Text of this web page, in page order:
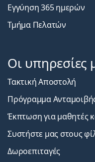
Εγγύηση 365 ημερών
Τμήμα Πελατών
Οι υπηρεσίες
Τακτική Αποστολή
Πρόγραμμα
Έκπτωση για μαθητές
Συστήστε μας στους
Δωροεπιταγές